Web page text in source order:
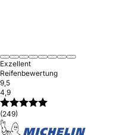
Exzellent
Reifenbewertung
9,5
4,9
(249)